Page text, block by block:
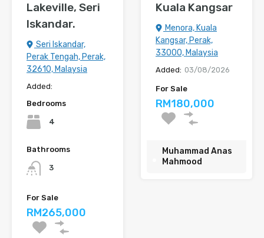
Lakeville, Seri
Iskandar.
Seri Iskandar,
Perak Tengah, Perak,
32610, Malaysia
Added:
Bedrooms
4
Bathrooms
3
For Sale
RM265,000
Kuala Kangsar
Menora, Kuala
Kangsar, Perak,
33000, Malaysia
Added: 03/08/2026
For Sale
RM180,000
Muhammad Anas
Mahmood